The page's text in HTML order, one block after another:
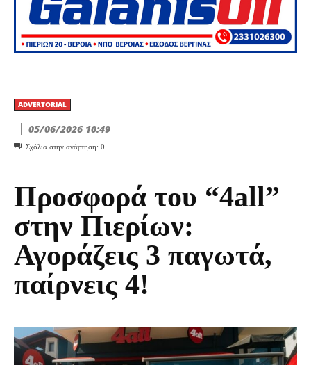
ADVERTORIAL
05/06/2026 10:49
Σχόλια στην ανάρτηση: 0
Προσφορά του “4all”
στην Πιερίων:
Αγοράζεις 3 παγωτά,
παίρνεις 4!